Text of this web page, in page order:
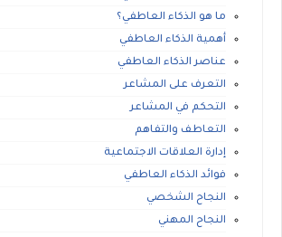
ما هو الذكاء العاطفي؟
أهمية الذكاء العاطفي
عناصر الذكاء العاطفي
التعرف على المشاعر
التحكم في المشاعر
التعاطف والتفاهم
إدارة العلاقات الاجتماعية
فوائد الذكاء العاطفي
النجاح الشخصي
النجاح المهني